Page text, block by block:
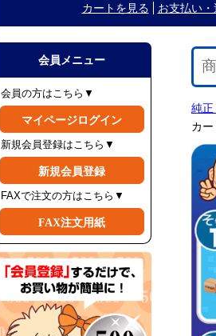
カートを見る お支払い・
会員メニュー
会員の方はこちら▼
マイページログイン
新規会員登録はこちら▼
新規会員登録
FAXで注文の方はこちら▼
FAX注文用紙
純正
カ